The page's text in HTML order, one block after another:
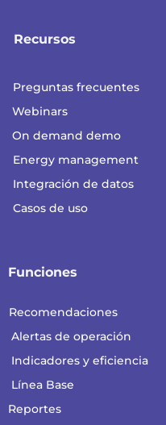
Recursos
Preguntas frecuentes
Webinars
On demand demo
Energy management
Integración de datos
Casos de uso
Funciones
Recomendaciones
Alertas de operación
Indicadores y eficiencia
Línea Base
Reportes